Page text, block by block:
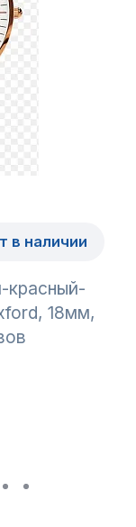
в наличии
красный-
18мм,